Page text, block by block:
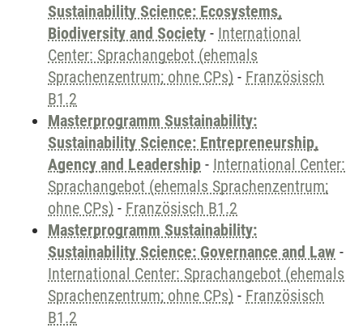
Sustainability Science: Ecosystems,
Biodiversity and Society - International
Center: Sprachangebot (ehemals
Sprachenzentrum; ohne CPs) - Französisch
B1.2
Masterprogramm Sustainability:
Sustainability Science: Entrepreneurship,
Agency and Leadership - International Center:
Sprachangebot (ehemals Sprachenzentrum;
ohne CPs) - Französisch B1.2
Masterprogramm Sustainability:
Sustainability Science: Governance and Law -
International Center: Sprachangebot (ehemals
Sprachenzentrum; ohne CPs) - Französisch
B1.2